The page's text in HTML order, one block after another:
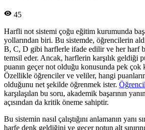
45
Harfli not sistemi çoğu eğitim kurumunda
yollarından biri. Bu sistemde, öğrencilerin
B, C, D gibi harflerle ifade edilir ve her harf
temsil eder. Ancak, harflerin karşılık geldiği
puanın geçer not olduğu konusunda pek çok
Özellikle öğrenciler ve veliler, hangi
olduğunu net şekilde öğrenmek ister.
karşılaşılan bu soru, akademik başarının
açısından da kritik öneme sahiptir.
Bu sistemin nasıl çalıştığını anlamanın yanı
harfe denk geldiğini ve geçer notun alt